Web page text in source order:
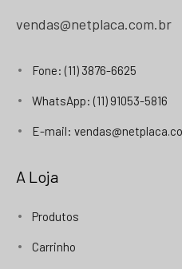
vendas@netplaca.com.br
Fone: (11) 3876-6625
WhatsApp: (11) 91053-5816
E-mail:
A Loja
Produtos
Carrinho